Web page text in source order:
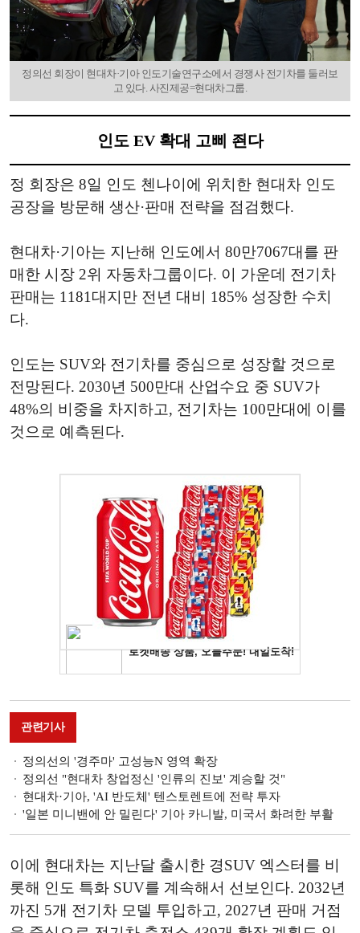
정의선 회장이 현대차·기아 인도기술연구소에서 경쟁사 전기차를 둘러보
고 있다. 사진제공=현대차그룹.
인도 EV 확대 고삐 죈다
정 회장은 8일 인도 첸나이에 위치한 현대차 인도
공장을 방문해 생산·판매 전략을 점검했다.
현대차·기아는 지난해 인도에서 80만7067대를 판
매한 시장 2위 자동차그룹이다. 이 가운데 전기차
판매는 1181대지만 전년 대비 185% 성장한 수치
다.
인도는 SUV와 전기차를 중심으로 성장할 것으로
전망된다. 2030년 500만대 산업수요 중 SUV가
48%의 비중을 차지하고, 전기차는 100만대에 이를
것으로 예측된다.
관련기사
정의선의 '경주마' 고성능N 영역 확장
정의선 "현대차 창업정신 '인류의 진보' 계승할 것"
현대차·기아, 'AI 반도체' 텐스토렌트에 전략 투자
'일본 미니밴에 안 밀린다' 기아 카니발, 미국서 화려한 부활
이에 현대차는 지난달 출시한 경SUV 엑스터를 비
롯해 인도 특화 SUV를 계속해서 선보인다. 2032년
까진 5개 전기차 모델 투입하고, 2027년 판매 거점